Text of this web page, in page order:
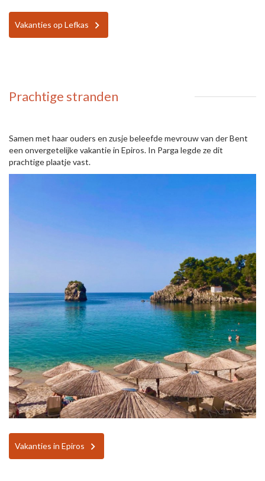
Vakanties op Lefkas
Prachtige stranden
Samen met haar ouders en zusje beleefde mevrouw van der Bent
een onvergetelijke vakantie in Epiros. In Parga legde ze dit
prachtige plaatje vast.
Vakanties in Epiros